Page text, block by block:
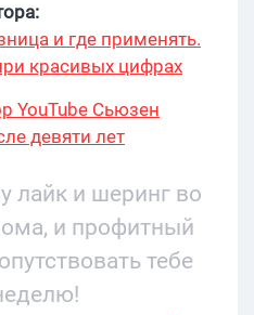
и где применять.
красивых цифрах
YouTube Сьюзен
девяти лет
лайк и шеринг во
и профитный
тебе